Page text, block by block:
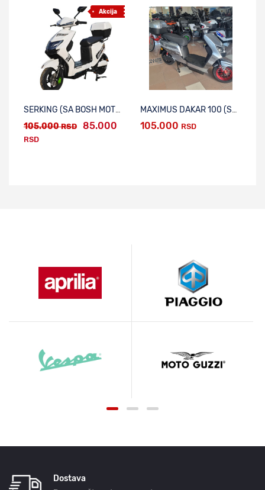
Akcija
SERKING (SA BOSH MOTOROM)
105.000RSD 85.000
RSD
MAXIMUS DAKAR 100 (SA BOSH MOTOROM)
105.000 RSD
Dostava